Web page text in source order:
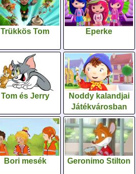
Trükkös Tom Eperke
Tom és Jerry
Noddy kalandjai
Játékvárosban
Bori mesék Geronimo Stilton